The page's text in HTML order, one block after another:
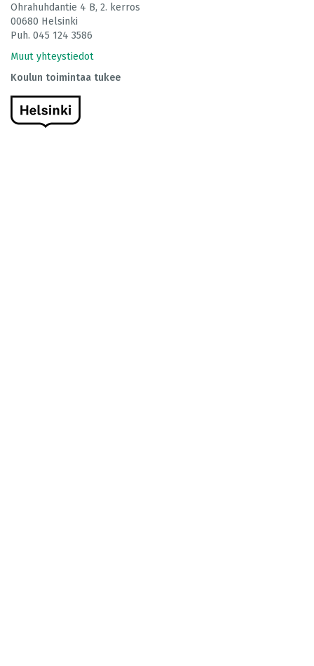
Ohrahuhdantie 4 B, 2. kerros
00680 Helsinki
Puh. 045 124 3586
Muut yhteystiedot
Koulun toimintaa tukee